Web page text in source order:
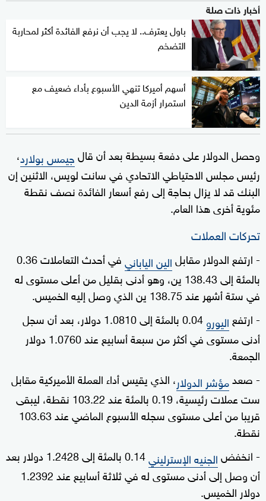
أخبار ذات صلة
باول يعترف.. لا يجب أن نرفع الفائدة أكثر لمحاربة
التضخم
أسهم أميركا تنهي الأسبوع بأداء ضعيف مع
استمرار أزمة الدين
وحصل الدولار على دفعة بسيطة بعد أن قالجيمس بولارد،
رئيس مجلس الاحتياطي الاتحادي في سانت لويس، الاثنين إن
البنك قد لا يزال بحاجة إلى رفع أسعار الفائدة نصف نقطة
مئوية أخرى هذا العام.
تحركات العملات
- ارتفع الدولار مقابلالين الياباني
في أحدث التعاملات 0.36
بالمئة إلى 138.43 ين، وهو أدنى بقليل من أعلى مستوى له
في ستة أشهر عند 138.75 ين الذي وصل إليه الخميس.
- ارتفع اليورو
0.04 بالمئة إلى 1.0810 دولار، بعد أن سجل
أدنى مستوى في أكثر من سبعة أسابيع عند 1.0760 دولار
الجمعة.
- صعدمؤشر الدولار، الذي يقيس أداء العملة الأميركية مقابل
ست عملات رئيسية، 0.19 بالمئة عند 103.22 نقطة، ليبقى
قريبا من أعلى مستوى سجله الأسبوع الماضي عند 103.63
نقطة.
- انخفضالجنيه الإسترليني
0.14 بالمئة إلى 1.2428 دولار بعد
أن وصل إلى أدنى مستوى له في ثلاثة أسابيع عند 1.2392
دولار الخميس.